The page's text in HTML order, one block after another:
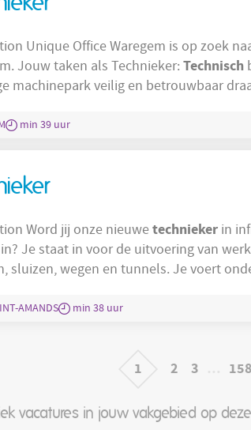
Description Unique Office Waregem is op zoek
Waregem. Jouw taken als Technieker: Technisch
veilig en betrouwbaar draait. Opstellen en uitvoeren
houden van alle onderhoudsactiviteiten en
min 39 uur
Description Word jij onze nieuwetechniekerin
zoals
en tunnels. Je voert onderhoud, renovaties en installaties uit aan
installaties en
AMANDS min 38 uur
1 2 3 158
vacatures in jouw vakgebied op